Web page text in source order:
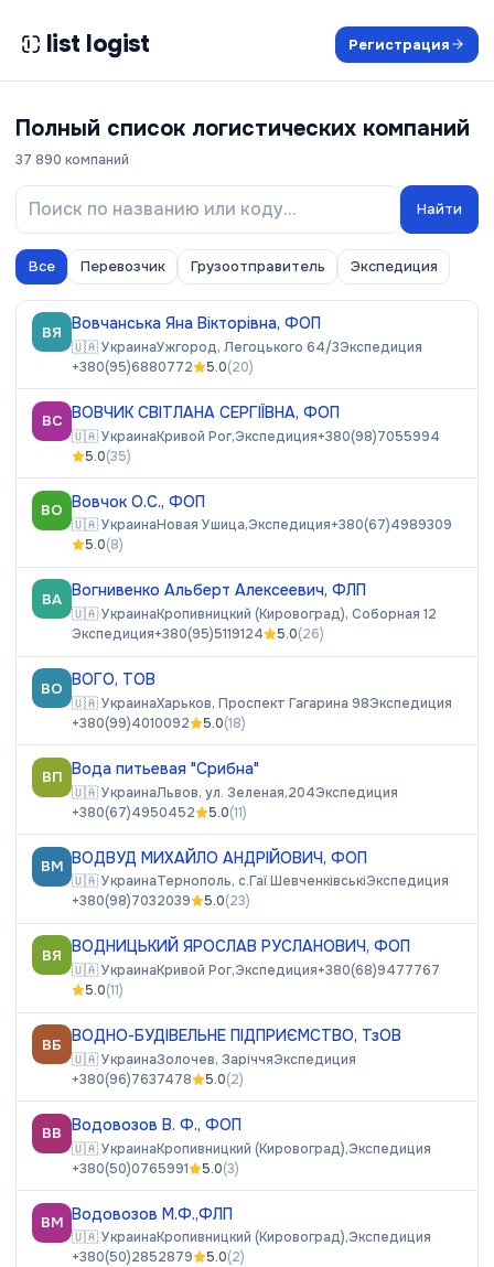
list logist Регистрация
Полный список логистических компаний
37 890 компаний
Найти
Все Перевозчик Грузоотправитель Экспедиция
ВЯ Вовчанська Яна Вікторівна, ФОП
🇺🇦УкраинаУжгород, Легоцького 64/3Экспедиция
+380(95)6880772
5.0(20)
ВС ВОВЧИК СВІТЛАНА СЕРГІЇВНА, ФОП
🇺🇦УкраинаКривой Рог,Экспедиция+380(98)7055994
5.0(35)
ВО Вовчок О.С., ФОП
🇺🇦УкраинаНовая Ушица,Экспедиция+380(67)4989309
5.0(8)
ВА Вогнивенко Альберт Алексеевич, ФЛП
🇺🇦УкраинаКропивницкий (Кировоград), Соборная 12
Экспедиция+380(95)5119124 5.0(26)
ВО ВОГО, ТОВ
🇺🇦УкраинаХарьков, Проспект Гагарина 98Экспедиция
+380(99)4010092
5.0(18)
ВП Вода питьевая "Срибна"
🇺🇦УкраинаЛьвов, ул. Зеленая,204Экспедиция
+380(67)4950452
5.0(11)
ВМ ВОДВУД МИХАЙЛО АНДРІЙОВИЧ, ФОП
🇺🇦УкраинаТернополь, с.Гаї ШевченківськіЭкспедиция
+380(98)7032039
5.0(23)
ВЯ ВОДНИЦЬКИЙ ЯРОСЛАВ РУСЛАНОВИЧ, ФОП
🇺🇦УкраинаКривой Рог,Экспедиция+380(68)9477767
5.0(11)
ВБ ВОДНО-БУДІВЕЛЬНЕ ПІДПРИЄМСТВО, ТзОВ
🇺🇦УкраинаЗолочев, ЗаріччяЭкспедиция
+380(96)7637478
5.0(2)
ВВ Водовозов В. Ф., ФОП
🇺🇦УкраинаКропивницкий (Кировоград),Экспедиция
+380(50)0765991
5.0(3)
ВМ Водовозов М.Ф.,ФЛП
🇺🇦УкраинаКропивницкий (Кировоград),Экспедиция
+380(50)2852879
5.0(2)